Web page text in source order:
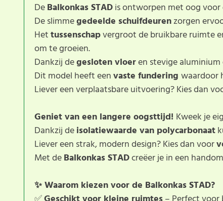
DeBalkonkas STADis ontworpen met oog
De slimmegedeelde schuifdeurenzorgen
Hettussenschapvergroot de bruikbare ruimte
om te groeien.
Dankzij degesloten vloeren stevige
Dit model heeft eenvaste fundering waardoor
Liever een verplaatsbare uitvoering? Kies dan
Geniet van een langere oogsttijd! Kweek je
Dankzij deisolatiewaarde van polycarbonaat
Liever een strak, modern design? Kies dan voor
Met deBalkonkas STADcreëer je in een
✨ Waarom kiezen voor de Balkonkas STAD?